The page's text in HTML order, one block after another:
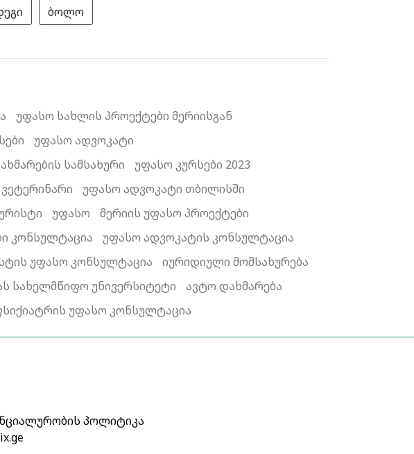
ბოლო
უფასო სახლის პროექტები მერიისგან
უფასო ადვოკატი
სამსახური
უფასო კურსები 2023
უფასო ადვოკატი თბილისში
უფასო
მერიის უფასო პროექტები
კონსულტაცია
უფასო ადვოკატის კონსულტაცია
უფასო კონსულტაცია
იურიდიული მომსახურება
სახელმწიფო უნივერსიტეტი
ავტო დახმარება
უფასო კონსულტაცია
პოლიტიკა